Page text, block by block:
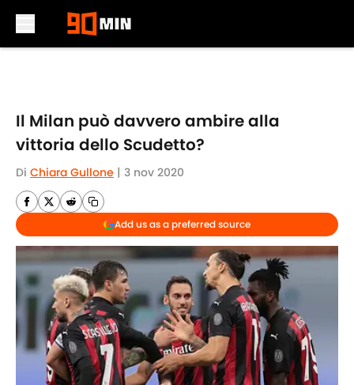
Il Milan può davvero ambire alla
vittoria dello Scudetto?
Di Chiara Gullone | 3 nov 2020
Add us as a preferred source